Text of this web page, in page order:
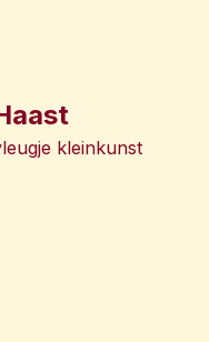
kleinkunst